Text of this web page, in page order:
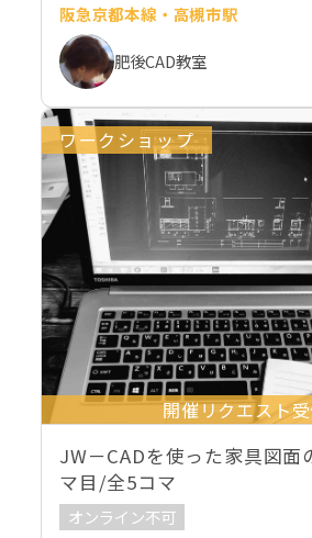
阪急京都本線・高槻市駅
肥後CAD教室
ワークショップ
開催リクエスト
JW－CADを使った家具図
マ目/全5コマ
オンライン不可